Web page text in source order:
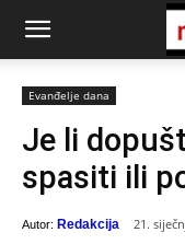
Evanđelje dana
Je li
spasiti ili
Autor: Redakcija 21.